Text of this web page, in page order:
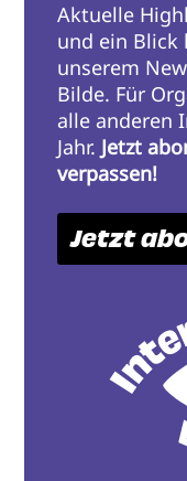
Aktuelle
und ein Blick
unserem
Bilde. Für
alle anderen
Jahr. Jetzt
verpassen!
Jetzt